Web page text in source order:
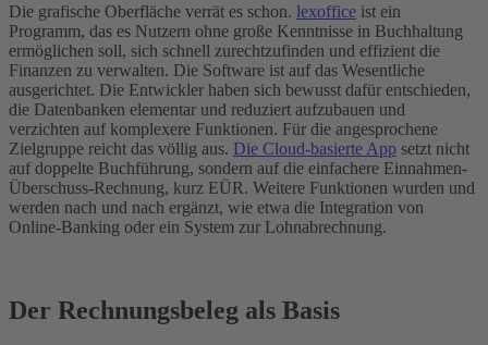
Die grafische Oberfläche verrät es schon. lexoffice ist ein
Programm, das es Nutzern ohne große Kenntnisse in Buchhaltung
ermöglichen soll, sich schnell zurechtzufinden und effizient die
Finanzen zu verwalten. Die Software ist auf das Wesentliche
ausgerichtet. Die Entwickler haben sich bewusst dafür entschieden,
die Datenbanken elementar und reduziert aufzubauen und
verzichten auf komplexere Funktionen. Für die angesprochene
Zielgruppe reicht das völlig aus. Die Cloud-basierte App setzt nicht
auf doppelte Buchführung, sondern auf die einfachere Einnahmen-
Überschuss-Rechnung, kurz EÜR. Weitere Funktionen wurden und
werden nach und nach ergänzt, wie etwa die Integration von
Online-Banking oder ein System zur Lohnabrechnung.
Der Rechnungsbeleg als Basis